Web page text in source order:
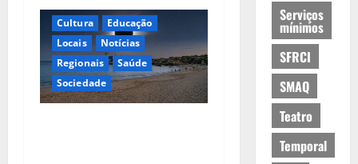
Cultura
Educação
Locais
Notícias
Regionais
Saúde
Sociedade
Serviços
mínimos
SFRCI
SMAQ
Teatro
Temporal